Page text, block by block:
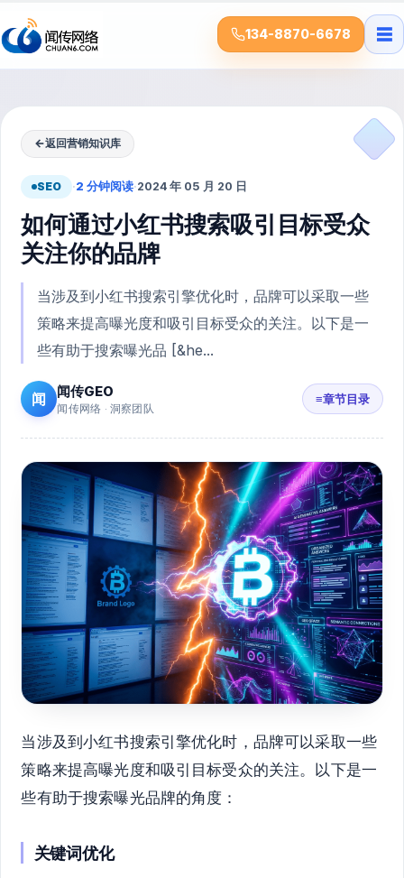
134-8870-6678 ☰
←返回营销知识库
SEO ·2 分钟阅读·2024 年 05 月 20 日
如何通过小红书搜索吸引目标受众
关注你的品牌
当涉及到小红书搜索引擎优化时，品牌可以采取一些
策略来提高曝光度和吸引目标受众的关注。以下是一
些有助于搜索曝光品 [&he...
闻 闻传GEO
闻传网络 · 洞察团队
≡章节目录
当涉及到小红书搜索引擎优化时，品牌可以采取一些
策略来提高曝光度和吸引目标受众的关注。以下是一
些有助于搜索曝光品牌的角度：
关键词优化